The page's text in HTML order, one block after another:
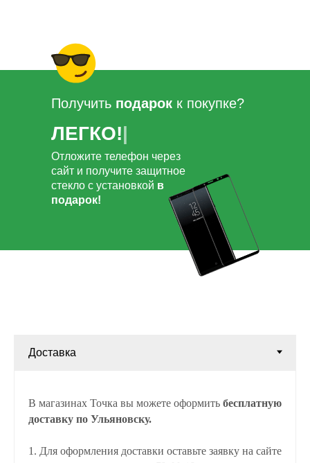
Получить подарок к покупке?
ЛЕГКО!|
Отложите телефон через
сайт и получите защитное
стекло с установкой в
подарок!
В магазинах Точка вы можете оформить бесплатную
доставку по Ульяновску.
1. Для оформления доставки оставьте заявку на сайте